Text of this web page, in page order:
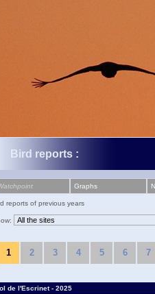
Bird reports :
Graphs
reports of previous years
1 2 3 4 5 6 7
de l'Escrinet - 2025